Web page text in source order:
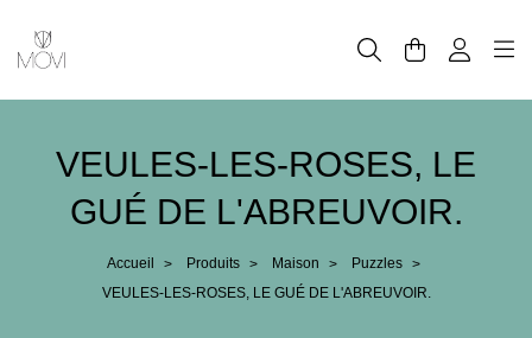
VEULES-LES-ROSES, LE
GUÉ DE L'ABREUVOIR.
Accueil > Produits > Maison > Puzzles >
VEULES-LES-ROSES, LE GUÉ DE L'ABREUVOIR.